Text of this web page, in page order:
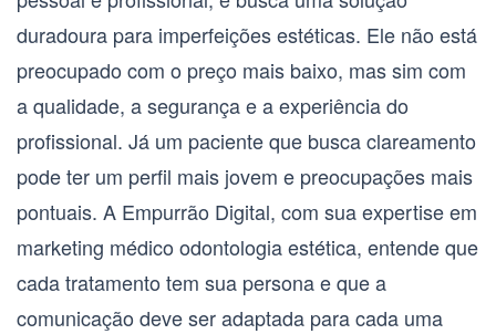
duradoura para imperfeições estéticas. Ele não está
preocupado com o preço mais baixo, mas sim com
a qualidade, a segurança e a experiência do
profissional. Já um paciente que busca clareamento
pode ter um perfil mais jovem e preocupações mais
pontuais. A Empurrão Digital, com sua expertise em
marketing médico odontologia estética, entende que
cada tratamento tem sua persona e que a
comunicação deve ser adaptada para cada uma